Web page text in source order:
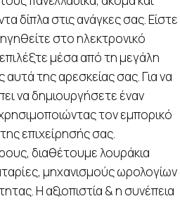
δίπλα στις ανάγκες σας. Είστε
στο ηλεκτρονικό
μέσα από τη μεγάλη
της αρεσκείας σας. Για να
να δημιουργήσετε έναν
τον εμπορικό
επιχείρησής σας.
διαθέτουμε λουράκια
μηχανισμούς ωρολογίων
Η αξιοπιστία & η συνέπεια